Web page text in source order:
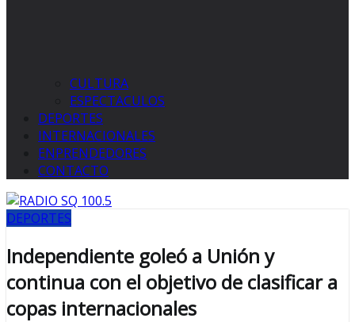
CULTURA
ESPECTACULOS
DEPORTES
INTERNACIONALES
ENPRENDEDORES
CONTACTO
DEPORTES
Independiente goleó a Unión y
continua con el objetivo de clasificar a
copas internacionales